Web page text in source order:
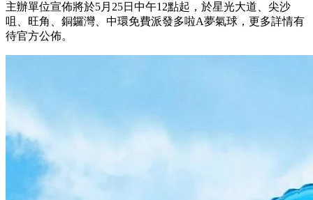
主辦單位宣佈將於5月25日中午12點起，於星光大道、尖沙
咀、旺角、銅鑼灣、中環免費派發多啦A夢氣球，更多詳情有
待官方公佈。